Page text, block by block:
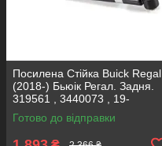
Посилена Стійка Buick Regal
(2018-) Бьюік Регал. Задня.
319561 , 3440073 , 19-
280615. KOREA Аксусс!
Готово до відправки